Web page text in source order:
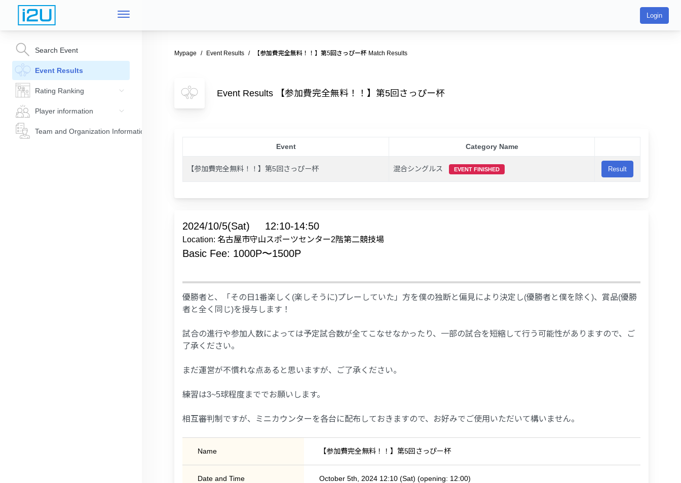
Login
Search Event
Event Results
Rating Ranking
Player information
Team and Organization Information
Mypage Event Results 【参加費完全無料！！】第5回さっぴー杯 Match Results
Event Results 【参加費完全無料！！】第5回さっぴー杯
Event Category Name
【参加費完全無料！！】第5回さっぴー杯 混合シングルス EVENT FINISHED Result
2024/10/5(Sat) 12:10-14:50
Location: 名古屋市守山スポーツセンター2階第二競技場
Basic Fee: 1000P〜1500P
優勝者と、「その日1番楽しく(楽しそうに)プレーしていた」方を僕の独断と偏見により決定し(優勝者と僕を除く)、賞品(優勝
者と全く同じ)を授与します！
試合の進行や参加人数によっては予定試合数が全てこなせなかったり、一部の試合を短縮して行う可能性がありますので、ご
了承ください。
まだ運営が不慣れな点あると思いますが、ご了承ください。
練習は3~5球程度まででお願いします。
相互審判制ですが、ミニカウンターを各台に配布しておきますので、お好みでご使用いただいて構いません。
Name 【参加費完全無料！！】第5回さっぴー杯
Date and Time October 5th, 2024 12:10 (Sat) (opening: 12:00)